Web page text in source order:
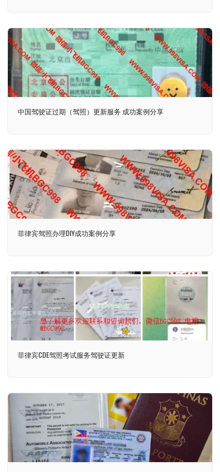
中国驾驶证过期（驾照）更新服务 成功案例分享
菲律宾驾照办理DIY成功案例分享
菲律宾CDE驾照考试服务驾驶证更新